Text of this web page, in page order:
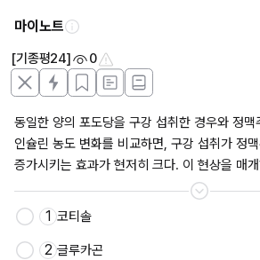
마이노트
[기종평24] 0
동일한 양의 포도당을 구강 섭취한 경우와 정
인슐린 농도 변화를 비교하면, 구강 섭취가 정
증가시키는 효과가 현저히 크다. 이 현상을 매
1 코티솔
2 글루카곤